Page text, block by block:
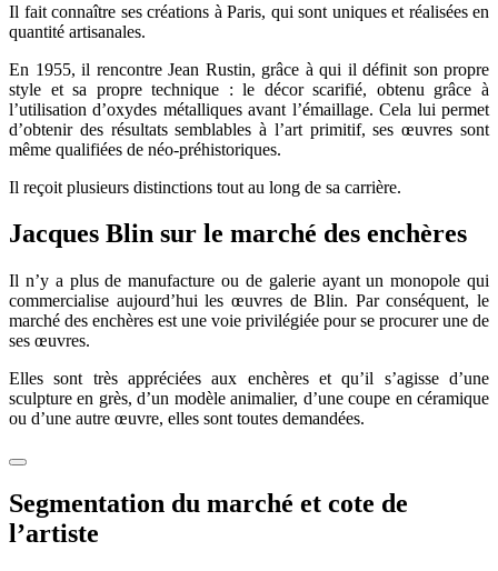
Il fait connaître ses créations à Paris, qui sont uniques et réalisées en
quantité artisanales.
En 1955, il rencontre Jean Rustin, grâce à qui il définit son propre
style et sa propre technique : le décor scarifié, obtenu grâce à
l’utilisation d’oxydes métalliques avant l’émaillage. Cela lui permet
d’obtenir des résultats semblables à l’art primitif, ses œuvres sont
même qualifiées de néo-préhistoriques.
Il reçoit plusieurs distinctions tout au long de sa carrière.
Jacques Blin sur le marché des enchères
Il n’y a plus de manufacture ou de galerie ayant un monopole qui
commercialise aujourd’hui les œuvres de Blin. Par conséquent, le
marché des enchères est une voie privilégiée pour se procurer une de
ses œuvres.
Elles sont très appréciées aux enchères et qu’il s’agisse d’une
sculpture en grès, d’un modèle animalier, d’une coupe en céramique
ou d’une autre œuvre, elles sont toutes demandées.
Segmentation du marché et cote de
l’artiste